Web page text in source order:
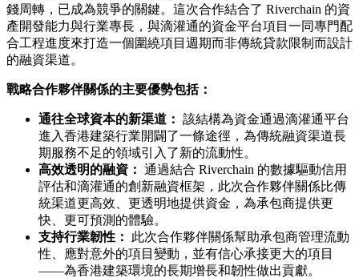
錢周轉，已成為競爭的關鍵。這次合作結合了 Riverchain 的資
產開發能力與行業專長，與滴灌通的資金平台項目一同專門配
合工程進度來打造一個圍繞項目週期而非傳統貸款限制而設計
的融資渠道。
戰略合作夥伴關係的主要優勢包括：
通往全球資本的新渠道： 該結構為資金通過滴灌通平台
進入香港建築行業開闢了一條途徑，為傳統融資渠道長
期服務不足的領域引入了新的流動性。
高效透明的融資： 通過結合 Riverchain 的數據驅動信用
評估和滴灌通的創新融資框架，此次合作夥伴關係比傳
統渠道更高效、更透明地提供資金，為承包商提供更
快、更可預測的體驗。
支持行業韌性：
此次合作夥伴關係幫助承包商管理流動
性、應對意外的項目變動，並有信心承接更大的項目
——為香港建築環境的長期增長和韌性做出貢獻。